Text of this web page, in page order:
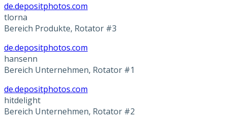
de.depositphotos.com
tlorna
Bereich Produkte, Rotator #3
de.depositphotos.com
hansenn
Bereich Unternehmen, Rotator #1
de.depositphotos.com
hitdelight
Bereich Unternehmen, Rotator #2